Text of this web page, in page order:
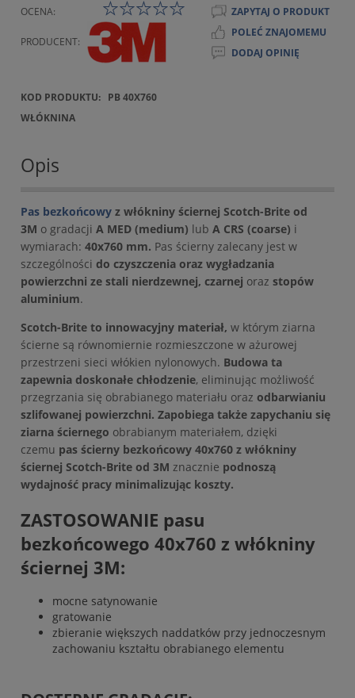
OCENA:
PRODUCENT:
KOD PRODUKTU: PB 40X760
WŁÓKNINA
ZAPYTAJ O PRODUKT
POLEĆ ZNAJOMEMU
DODAJ OPINIĘ
Opis
Pas bezkońcowy z włókniny ściernej Scotch-Brite od
3M o gradacji A MED (medium) lub A CRS (coarse) i
wymiarach: 40x760 mm. Pas ścierny zalecany jest w
szczególności do czyszczenia oraz wygładzania
powierzchni ze stali nierdzewnej, czarnej oraz stopów
aluminium.
Scotch-Brite to innowacyjny materiał, w którym ziarna
ścierne są równomiernie rozmieszczone w ażurowej
przestrzeni sieci włókien nylonowych. Budowa ta
zapewnia doskonałe chłodzenie, eliminując możliwość
przegrzania się obrabianego materiału oraz odbarwianiu
szlifowanej powierzchni. Zapobiega także zapychaniu się
ziarna ściernego obrabianym materiałem, dzięki
czemu pas ścierny bezkońcowy 40x760 z włókniny
ściernej Scotch-Brite od 3M znacznie podnoszą
wydajność pracy minimalizując koszty.
ZASTOSOWANIE pasu
bezkońcowego 40x760 z włókniny
ściernej 3M:
mocne satynowanie
gratowanie
zbieranie większych naddatków przy jednoczesnym
zachowaniu kształtu obrabianego elementu